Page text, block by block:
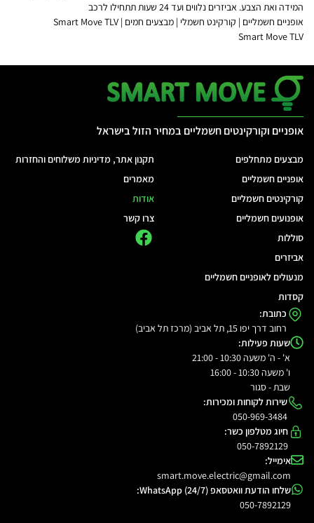
המידה ואת הצבע. אביזרים נלווים ועד 24 שעות תתחילו לרכב
אופניים חשמליים | קורקינט חשמלי | מבצעים חמים | Smart Move TLV
Smart Move TLV
אופניים וקורקינטים חשמליים במחיר הזול בישראל
מבצעים מתחלפים
אופניים חשמליים
קורקינטים חשמליים
אופנועים חשמליים
סוללות
אביזרים
מנעולים לאופניים חשמליים
קסדות
תקנון אתר, מדיניות משלוחים והחזרות
מאמרים
אודות
צרו קשר
כתובת:
רחוב דרך יפו 15, תל אביב (מרכז תל אביב)
שעות פעילות:
א' - ה' משעה 10:30 - 21:00
ו' משעה 10:30 - 16:00
שבת - סגור
שירות לקוחות ומכירות:
050-969-3484
חיוג מטלפון כשר:
050-7892129
אימייל:
smart.move.electric@gmail.com
שלחו הודעת וואטסאפ WhatsApp (24/7):
050-7892129